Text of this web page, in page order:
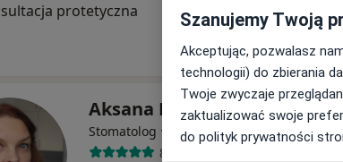
protetyczna od 200 zł
Aksana Danilava
Stomatolog · Więcej
8 opinii
Szanujemy Twoją
Akceptując, pozwalasz
technologii) do zbierania
Twoje zwyczaje
zaktualizować swoje
do polityk prywatności